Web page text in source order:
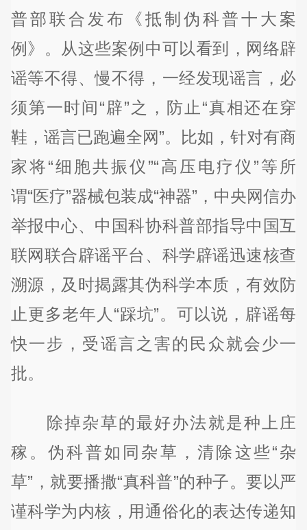
普部联合发布《抵制伪科普十大案
例》。从这些案例中可以看到，网络辟
谣等不得、慢不得，一经发现谣言，必
须第一时间“辟”之，防止“真相还在穿
鞋，谣言已跑遍全网”。比如，针对有商
家将“细胞共振仪”“高压电疗仪”等所
谓“医疗”器械包装成“神器”，中央网信办
举报中心、中国科协科普部指导中国互
联网联合辟谣平台、科学辟谣迅速核查
溯源，及时揭露其伪科学本质，有效防
止更多老年人“踩坑”。可以说，辟谣每
快一步，受谣言之害的民众就会少一
批。
除掉杂草的最好办法就是种上庄
稼。伪科普如同杂草，清除这些“杂
草”，就要播撒“真科普”的种子。要以严
谨科学为内核，用通俗化的表达传递知